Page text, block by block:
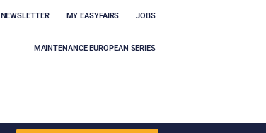
NEWSLETTER MY EASYFAIRS JOBS
MAINTENANCE EUROPEAN SERIES